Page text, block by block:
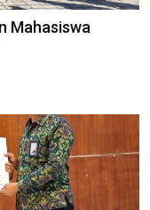
Mahasiswa